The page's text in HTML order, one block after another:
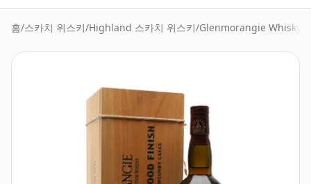
홈/스카치 위스키/Highland 스카치 위스키/Glenmorangie Whisky